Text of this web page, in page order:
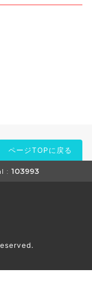
ページTOPに戻る
: 103993